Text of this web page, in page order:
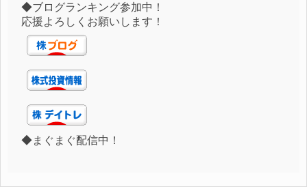
◆ブログランキング参加中！
応援よろしくお願いします！
◆まぐまぐ配信中！